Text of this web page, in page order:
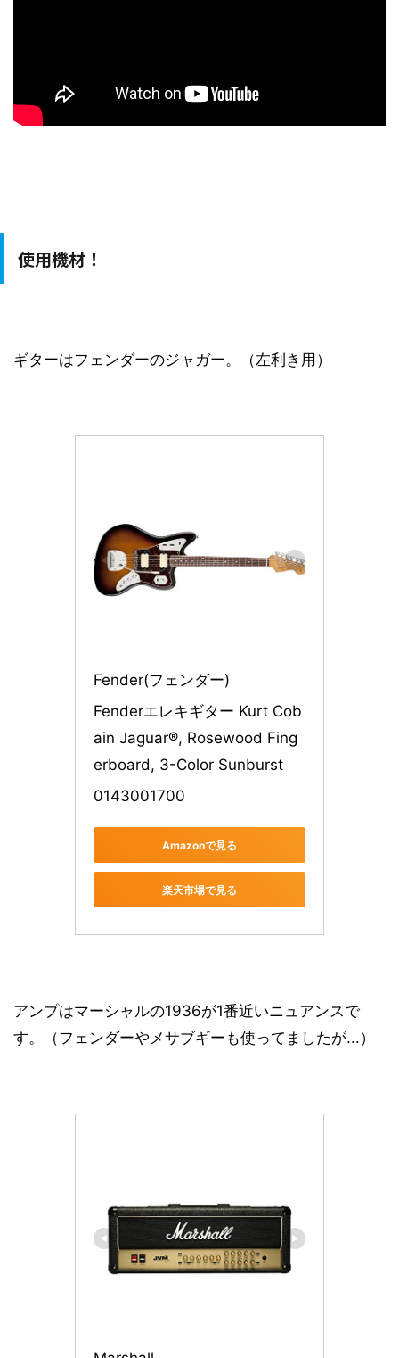
使用機材！
ギターはフェンダーのジャガー。（左利き用）
Fender(フェンダー)
Fenderエレキギター Kurt Cob
ain Jaguar®, Rosewood Fing
erboard, 3-Color Sunburst
0143001700
Amazonで見る
楽天市場で見る
アンプはマーシャルの1936が1番近いニュアンスで
す。（フェンダーやメサブギーも使ってましたが...）